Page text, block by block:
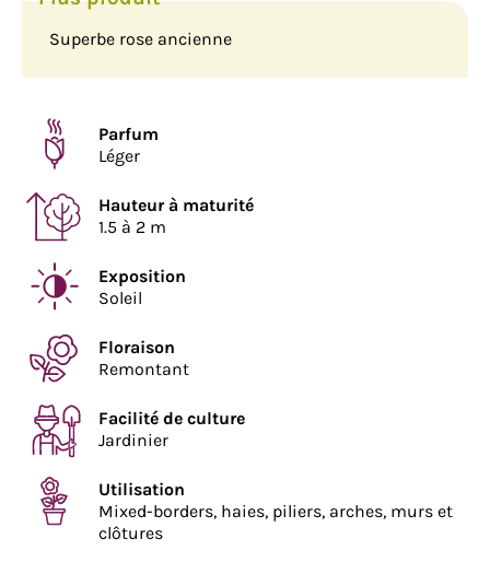
Superbe rose ancienne
Parfum
Léger
Hauteur à maturité
1.5 à 2 m
Exposition
Soleil
Floraison
Remontant
Facilité de culture
Jardinier
Utilisation
Mixed-borders, haies, piliers, arches, murs et
clôtures